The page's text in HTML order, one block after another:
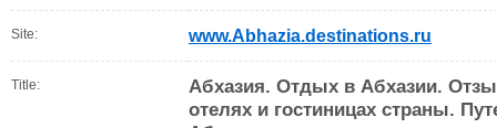
Site: www.Abhazia.destinations.ru
Title:
Абхазия. Отдых в Абхазии.
отелях и гостиницах страны.